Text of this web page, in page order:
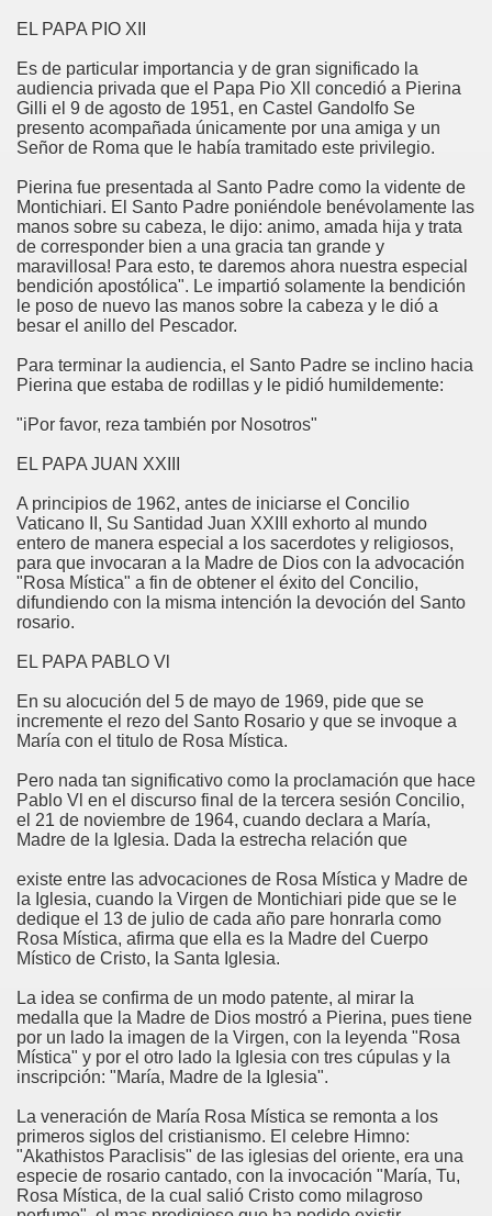
EL PAPA PIO XII
Es de particular importancia y de gran significado la
audiencia privada que el Papa Pio Xll concedió a Pierina
Gilli el 9 de agosto de 1951, en Castel Gandolfo Se
presento acompañada únicamente por una amiga y un
Señor de Roma que le había tramitado este privilegio.
Pierina fue presentada al Santo Padre como la vidente de
Montichiari. El Santo Padre poniéndole benévolamente las
manos sobre su cabeza, le dijo: animo, amada hija y trata
de corresponder bien a una gracia tan grande y
maravillosa! Para esto, te daremos ahora nuestra especial
bendición apostólica". Le impartió solamente la bendición
le poso de nuevo las manos sobre la cabeza y le dió a
besar el anillo del Pescador.
Para terminar la audiencia, el Santo Padre se inclino hacia
Pierina que estaba de rodillas y le pidió humildemente:
"iPor favor, reza también por Nosotros"
EL PAPA JUAN XXIII
A principios de 1962, antes de iniciarse el Concilio
Vaticano II, Su Santidad Juan XXIII exhorto al mundo
entero de manera especial a los sacerdotes y religiosos,
para que invocaran a la Madre de Dios con la advocación
"Rosa Mística" a fin de obtener el éxito del Concilio,
difundiendo con la misma intención la devoción del Santo
rosario.
EL PAPA PABLO Vl
En su alocución del 5 de mayo de 1969, pide que se
incremente el rezo del Santo Rosario y que se invoque a
María con el titulo de Rosa Mística.
Pero nada tan significativo como la proclamación que hace
Pablo Vl en el discurso final de la tercera sesión Concilio,
el 21 de noviembre de 1964, cuando declara a María,
Madre de la Iglesia. Dada la estrecha relación que
existe entre las advocaciones de Rosa Mística y Madre de
la Iglesia, cuando la Virgen de Montichiari pide que se le
dedique el 13 de julio de cada año pare honrarla como
Rosa Mística, afirma que ella es la Madre del Cuerpo
Místico de Cristo, la Santa Iglesia.
La idea se confirma de un modo patente, al mirar la
medalla que la Madre de Dios mostró a Pierina, pues tiene
por un lado la imagen de la Virgen, con la leyenda "Rosa
Mística" y por el otro lado la Iglesia con tres cúpulas y la
inscripción: "María, Madre de la Iglesia".
La veneración de María Rosa Mística se remonta a los
primeros siglos del cristianismo. El celebre Himno:
"Akathistos Paraclisis" de las iglesias del oriente, era una
especie de rosario cantado, con la invocación "María, Tu,
Rosa Mística, de la cual salió Cristo como milagroso